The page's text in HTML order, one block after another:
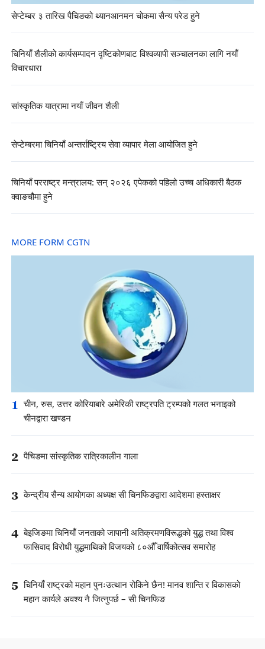
सेप्टेम्बर ३ तारिख पैचिङको थ्यानआनमन चोकमा सैन्य परेड हुने
चिनियाँ शैलीको कार्यसम्पादन दृष्टिकोणबाट विश्वव्यापी सञ्चालनका लागि नयाँ
विचारधारा
सांस्कृतिक यात्रामा नयाँ जीवन शैली
सेप्टेम्बरमा चिनियाँ अन्तर्राष्ट्रिय सेवा व्यापार मेला आयोजित हुने
चिनियाँ परराष्ट्र मन्त्रालय: सन् २०२६ एपेकको पहिलो उच्च अधिकारी बैठक
क्वाङचौमा हुने
MORE FORM CGTN
1 चीन, रुस, उत्तर कोरियाबारे अमेरिकी राष्ट्रपति ट्रम्पको गलत भनाइको
चीनद्वारा खण्डन
2 पैचिङमा सांस्कृतिक रात्रिकालीन गाला
3 केन्द्रीय सैन्य आयोगका अध्यक्ष सी चिनफिङद्वारा आदेशमा हस्ताक्षर
4 बेइजिङमा चिनियाँ जनताको जापानी अतिक्रमणविरूद्धको युद्ध तथा विश्व
फासिवाद विरोधी युद्धमाथिको विजयको ८०औँ वार्षिकोत्सव समारोह
5 चिनियाँ राष्ट्रको महान पुनःउत्थान रोकिने छैन! मानव शान्ति र विकासको
महान कार्यले अवश्य नै जित्नुपर्छ – सी चिनफिङ